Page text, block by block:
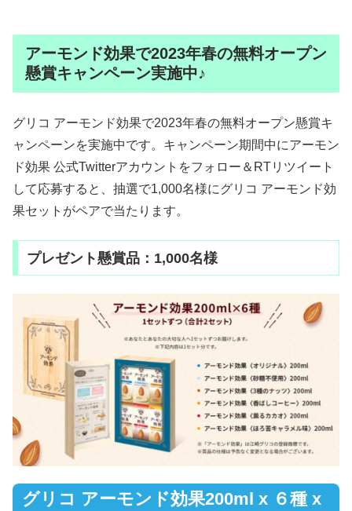
アーモンド効果で2023年春の無料オープン
懸賞キャンペーン実施中♪
グリコ アーモンド効果で2023年春の無料オープン懸賞キ
ャンペーンを実施中です。キャンペーン期間中にアーモン
ド効果 公式Twitterアカウントをフォロー＆RTリツイート
して応募すると、抽選で1,000名様にグリコ アーモンド効
果セットがペアで当たります。
プレゼント懸賞品：1,000名様
グリコ アーモンド効果200ml x ６種 x